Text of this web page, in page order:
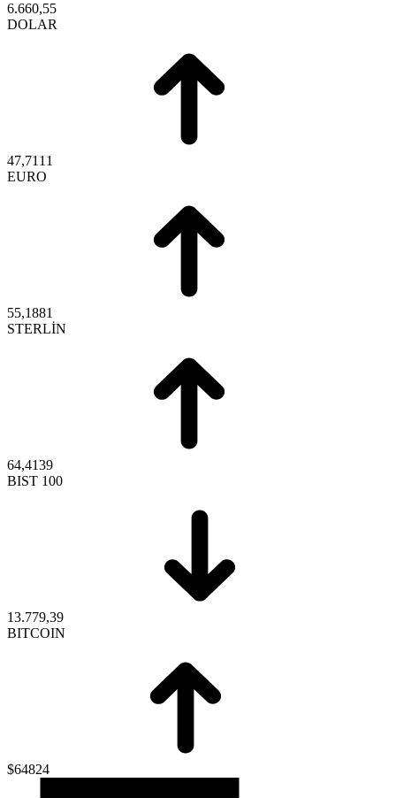
6.660,55
DOLAR
47,7111
EURO
55,1881
STERLİN
64,4139
BIST 100
13.779,39
BITCOIN
$64824